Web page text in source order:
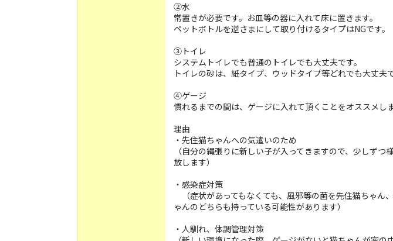
②水
常置きが必要です。お皿等の器に入れて床に置きます。
ペットボトルを逆さまにして取り付けるタイプはNGです。
③トイレ
システムトイレでも普通のトイレでも大丈夫です。
トイレの砂は、紙タイプ、ウッドタイプ等どれでも大丈夫で
④ゲージ
慣れるまでの間は、ゲージに入れて頂くことをオススメしま
理由
・先住猫ちゃんへの気遣いのため
（自分の縄張りに新しい子が入ってきますので、少しずつ
放します）
・感染症対策
（症状があってもなくても、風邪等の菌を先住猫ちゃん
ゃんのどちらも持っている可能性があります）
・人馴れ、体調管理対策